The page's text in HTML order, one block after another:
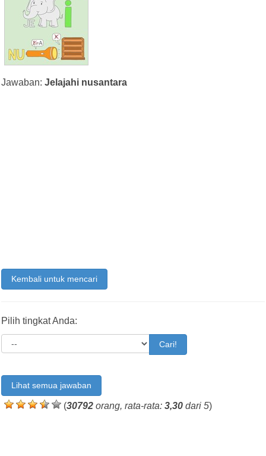
Jawaban: Jelajahi nusantara
Kembali untuk mencari
Pilih tingkat Anda:
Cari!
Lihat semua jawaban
(30792 orang, rata-rata: 3,30 dari 5)